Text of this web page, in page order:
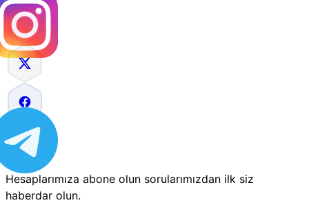
Hesaplarımıza abone olun sorularımızdan ilk siz
haberdar olun.